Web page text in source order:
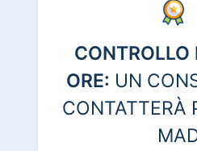
CONTROLLO
ORE: UN
CONTATTERÀ